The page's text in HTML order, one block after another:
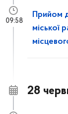
Прийом
міської
09:58
28